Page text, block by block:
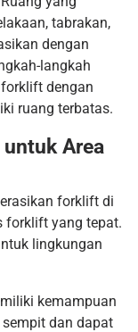
tabrakan,
dengan
langkah
dengan
ruang terbatas.
Area
forklift di
forklift yang tepat.
lingkungan
kemampuan
dan dapat